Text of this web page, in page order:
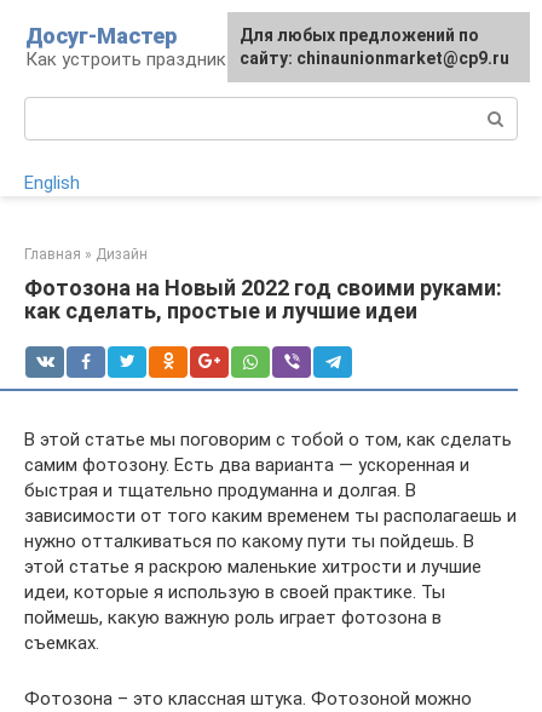
контенту
Досуг-Мастер
Как устроить праздник
English
Главная » Дизайн
Фотозона на Новый 2022 год своими руками:
как сделать, простые и лучшие идеи
В этой статье мы поговорим с тобой о том, как сделать
самим фотозону. Есть два варианта — ускоренная и
быстрая и тщательно продуманна и долгая. В
зависимости от того каким временем ты располагаешь и
нужно отталкиваться по какому пути ты пойдешь. В
этой статье я раскрою маленькие хитрости и лучшие
идеи, которые я использую в своей практике. Ты
поймешь, какую важную роль играет фотозона в
съемках.
Фотозона – это классная штука. Фотозоной можно
Для любых предложений по
сайту: chinaunionmarket@cp9.ru
Для любых предложений по
сайту: chinaunionmarket@cp9.ru